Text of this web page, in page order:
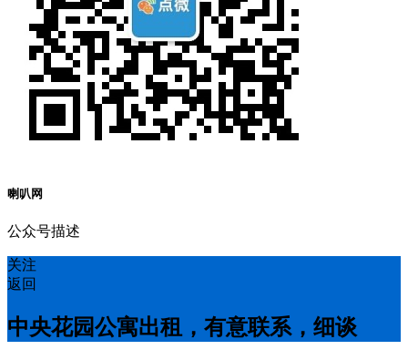
喇叭网
公众号描述
关注
返回
中央花园公寓出租，有意联系，细谈